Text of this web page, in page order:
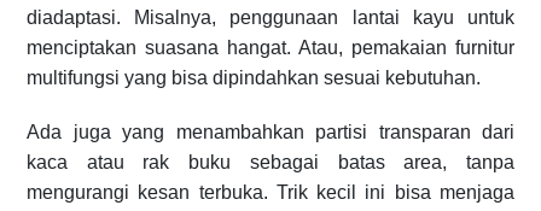
diadaptasi. Misalnya, penggunaan lantai kayu untuk
menciptakan suasana hangat. Atau, pemakaian furnitur
multifungsi yang bisa dipindahkan sesuai kebutuhan.
Ada juga yang menambahkan partisi transparan dari
kaca atau rak buku sebagai batas area, tanpa
mengurangi kesan terbuka. Trik kecil ini bisa menjaga